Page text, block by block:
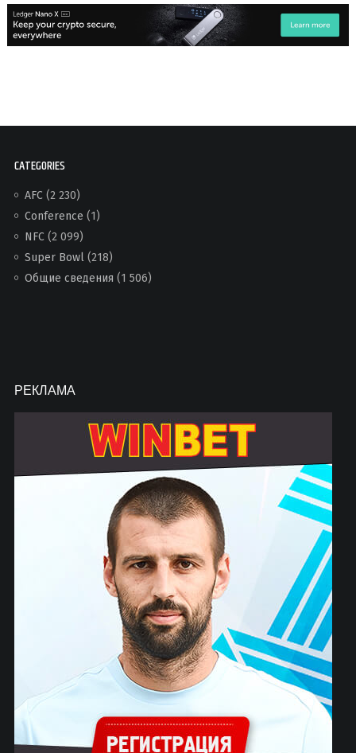
CATEGORIES
AFC(2 230)
Conference (1)
NFC(2 099)
Super Bowl(218)
Общие сведения (1 506)
РЕКЛАМА